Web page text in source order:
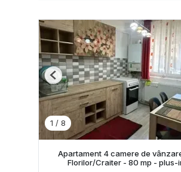
1 / 8
Previous
Apartament 4 camere de
Florilor/Craiter - 80 mp - plus-